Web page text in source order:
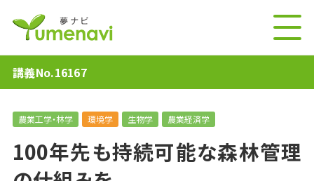
講義No.16167
農業工学・林学 環境学 生物学 農業経済学
100年先も持続可能な森林管理